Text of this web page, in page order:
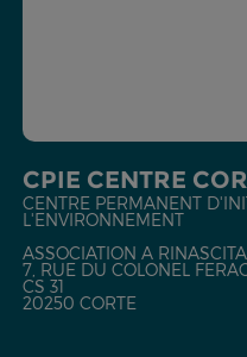
CPIE CENTRE
CENTRE PERMANENT
L'ENVIRONNEMENT
ASSOCIATION A
7, RUE DU COLONEL
CS 31
20250 CORTE